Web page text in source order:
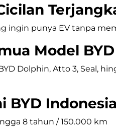
ingin punya EV tanpa
Model BYD
Dolphin, Atto 3, Seal,
BYD Indonesia
8 tahun / 150.000 km